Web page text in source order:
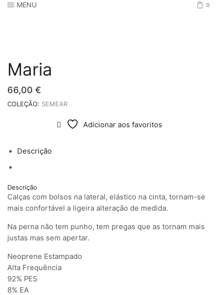
MENU 0
Maria
66,00 €
COLEÇÃO: SEMEAR
Adicionar aos favoritos
Descrição
Descrição
Calças com bolsos na lateral, elástico na cinta, tornam-se
mais confortável a ligeira alteração de medida.
Na perna não tem punho, tem pregas que as tornam mais
justas mas sem apertar.
Neoprene Estampado
Alta Frequência
92% PES
8% EA